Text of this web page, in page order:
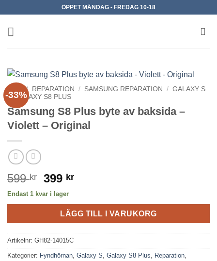
content
ÖPPET MÅNDAG - FREDAG 10-18
-33%
/ REPARATION / SAMSUNG REPARATION / GALAXY S
/ GALAXY S8 PLUS
Samsung S8 Plus byte av baksida –
Violett – Original
599kr
Det
ursprungliga
priset
var:
599 kr.
399 krDet
priset
är:
399 kr.
Endast 1 kvar i lager
LÄGG TILL I VARUKORG
Artikelnr: GH82-14015C
Kategorier: Fyndhörnan, Galaxy S, Galaxy S8 Plus, Reparation,